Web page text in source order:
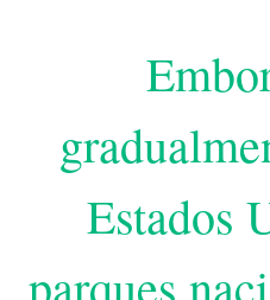
Estados
parques